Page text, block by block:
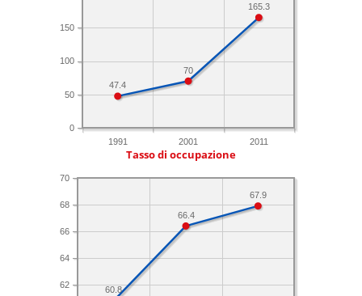
1991 2001 2011
0
50
100
150
165.3
70
47.4
Tasso di occupazione
62
64
66
68
70
67.9
66.4
60.8